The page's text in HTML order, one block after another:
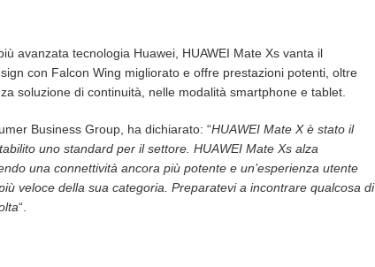
avanzata tecnologia Huawei, HUAWEI Mate Xs vanta il
con Falcon Wing migliorato e offre prestazioni potenti, oltre
soluzione di continuità, nelle modalità smartphone e tablet.
Business Group, ha dichiarato: “HUAWEI Mate X è stato il
uno standard per il settore. HUAWEI Mate Xs alza
una connettività ancora più potente e un’esperienza utente
veloce della sua categoria. Preparatevi a incontrare qualcosa di
“.